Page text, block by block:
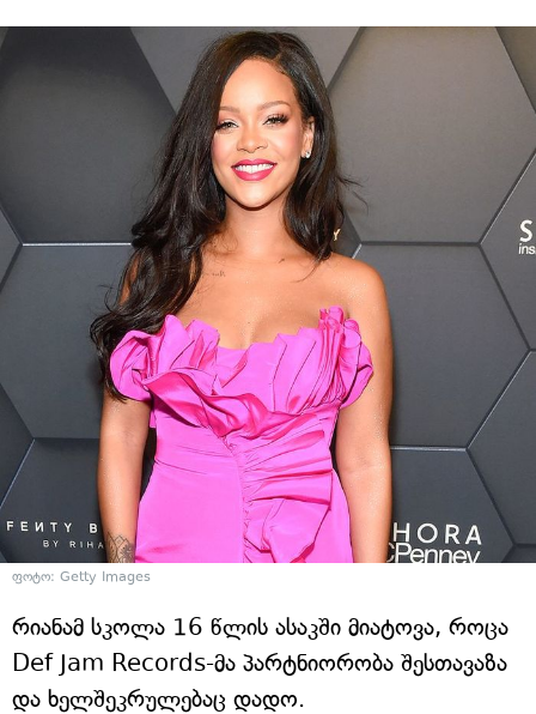
ფოტო: Getty Images
რიანამ სკოლა 16 წლის ასაკში მიატოვა, როცა
Def Jam Records-მა პარტნიორობა შესთავაზა
და ხელშეკრულებაც დადო.